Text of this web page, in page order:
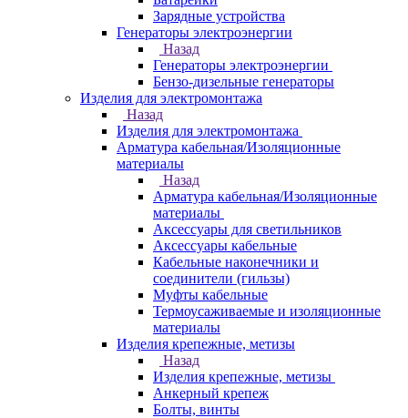
Зарядные устройства
Генераторы электроэнергии
Назад
Генераторы электроэнергии
Бензо-дизельные генераторы
Изделия для электромонтажа
Назад
Изделия для электромонтажа
Арматура кабельная/Изоляционные
материалы
Назад
Арматура кабельная/Изоляционные
материалы
Аксессуары для светильников
Аксессуары кабельные
Кабельные наконечники и
соединители (гильзы)
Муфты кабельные
Термоусаживаемые и изоляционные
материалы
Изделия крепежные, метизы
Назад
Изделия крепежные, метизы
Анкерный крепеж
Болты, винты